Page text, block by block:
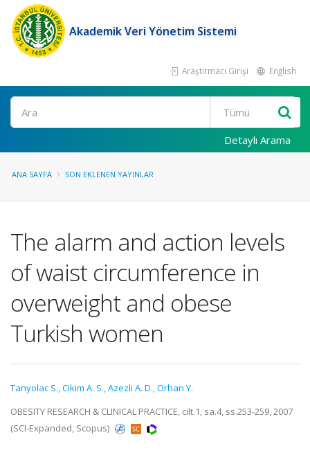
Akademik Veri Yönetim Sistemi
Araştırmacı Girişi English
Ara
Detaylı Arama
ANA SAYFA SON EKLENEN YAYINLAR
The alarm and action levels
of waist circumference in
overweight and obese
Turkish women
Tanyolac S.,Cikim A. S.,Azezli A. D.,Orhan Y.
OBESITY RESEARCH & CLINICAL PRACTICE, cilt.1, sa.4, ss.253-259, 2007
(SCI-Expanded, Scopus)